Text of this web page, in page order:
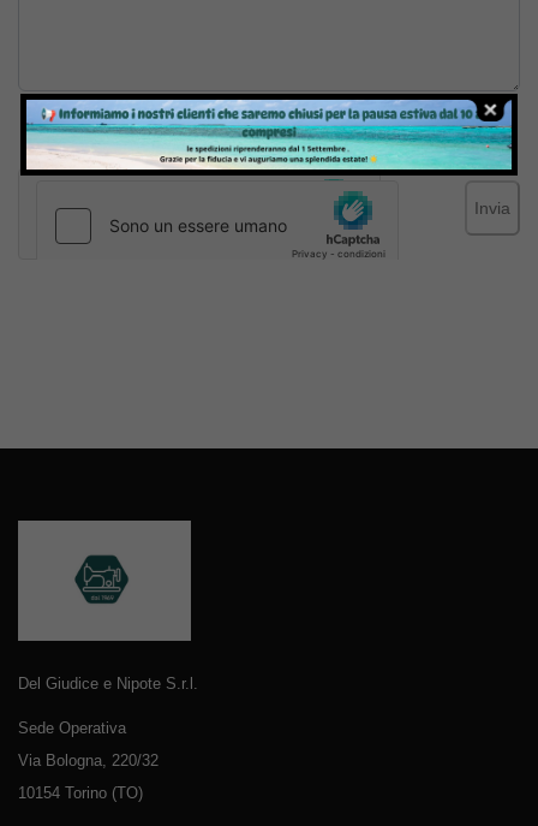
Inviando il messaggio confermo di aver letto e accettato
Termini e condizionidel sito web
Invia
Del Giudice e Nipote S.r.l.
Sede Operativa
Via Bologna, 220/32
10154 Torino (TO)